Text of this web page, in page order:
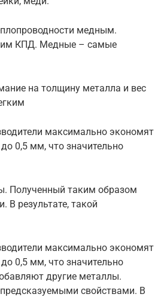
медным.
КПД. Медные – самые
на толщину металла и вес
максимально экономят
0,5 мм, что значительно
Полученный таким образом
результате, такой
максимально экономят
0,5 мм, что значительно
другие металлы.
свойствами. В